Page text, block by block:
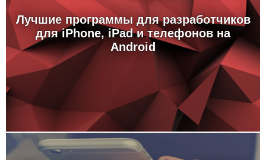
Лучшие программы для разработчиков
для iPhone, iPad и телефонов на
Android